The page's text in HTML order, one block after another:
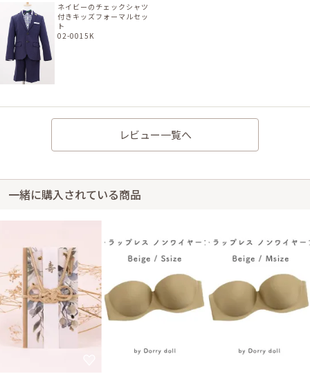
ネイビーのチェックシャツ
付きキッズフォーマルセッ
ト
02-0015K
レビュー一覧へ
一緒に購入されている商品